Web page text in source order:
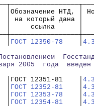
│Обозначение НТД, │
который дана │
│     ссылка      │
ГОСТ 12350-78
2005  года  введен
│ГОСТ 12351-81    │
ГОСТ 12352-81
ГОСТ 12353-78
ГОСТ 12354-81